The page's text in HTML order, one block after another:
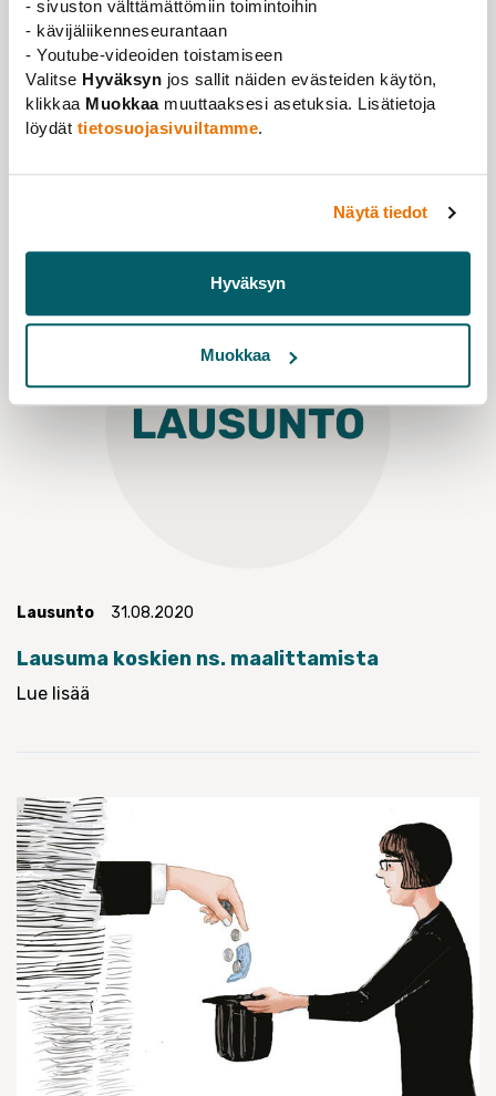
- sivuston välttämättömiin toimintoihin
- kävijäliikenneseurantaan
- Youtube-videoiden toistamiseen
Valitse Hyväksyn jos sallit näiden evästeiden käytön,
klikkaa Muokkaamuuttaaksesi asetuksia. Lisätietoja
löydät tietosuojasivuiltamme.
Näytä tiedot
Hyväksyn
Muokkaa
Ajankohtaista,Uutinen 03.09.2020
Ilmoittaudu syksyn webinaareihin!
Lausunto 31.08.2020
Lausuma koskien ns. maalittamista
Lue lisää